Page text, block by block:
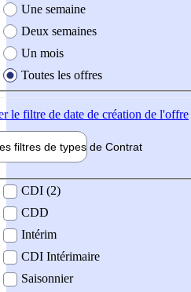
Une semaine
Deux semaines
Un mois
Toutes les offres
le filtre de date de création de l'offre
filtres de types de Contrat
contrat
CDI (2)
CDD
Intérim
CDI Intérimaire
Saisonnier